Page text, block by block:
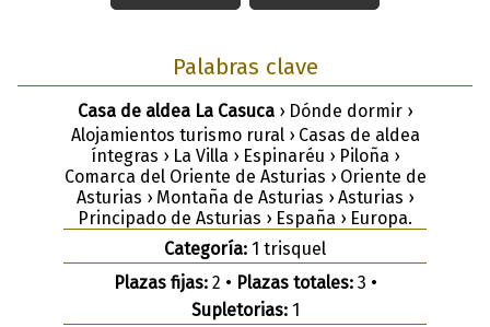
Palabras clave
Casa de aldea La Casuca › Dónde dormir ›
Alojamientos turismo rural › Casas de aldea
íntegras › La Villa › Espinaréu › Piloña ›
Comarca del Oriente de Asturias › Oriente de
Asturias › Montaña de Asturias › Asturias ›
Principado de Asturias › España › Europa.
Categoría: 1 trisquel
Plazas fijas:2 • Plazas totales:3 •
Supletorias:1